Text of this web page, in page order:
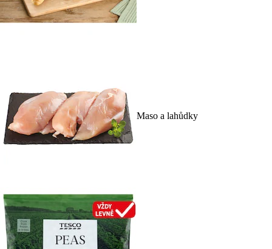
Maso a lahůdky